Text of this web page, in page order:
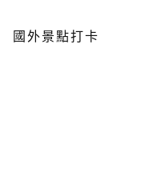
國外景點打卡